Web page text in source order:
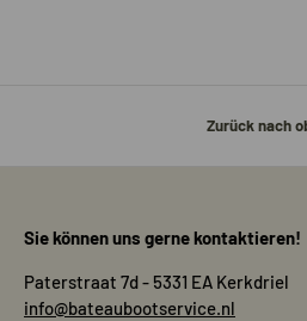
Zurück nach
Sie können uns gerne kontaktieren!
Paterstraat 7d - 5331 EA Kerkdriel
info@bateaubootservice.nl